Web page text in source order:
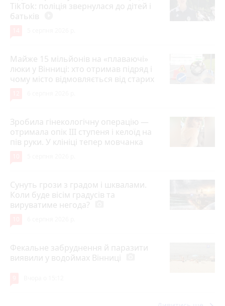
TikTok: поліція звернулася до дітей і
батьків
Майже 15 мільйонів на «плаваючі»
люки у Вінниці: хто отримав підряд і
чому місто відмовляється від старих
Зробила гінекологічну операцію —
отримала опік ІІІ ступеня і келоїд на
пів руки. У клініці тепер мовчанка
Сунуть грози з градом і шквалами.
Коли буде вісім градусів та
вируватиме негода?
Фекальне забруднення й паразити
виявили у водоймах Вінниці